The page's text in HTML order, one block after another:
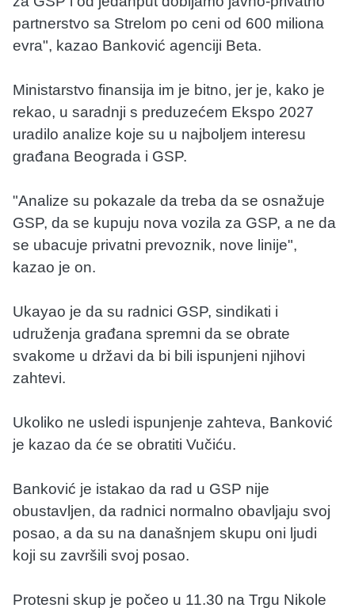
partnerstvo sa Strelom po ceni od 600 miliona
evra", kazao Banković agenciji Beta.
Ministarstvo finansija im je bitno, jer je, kako je
rekao, u saradnji s preduzećem Ekspo 2027
uradilo analize koje su u najboljem interesu
građana Beograda i GSP.
"Analize su pokazale da treba da se osnažuje
GSP, da se kupuju nova vozila za GSP, a ne da
se ubacuje privatni prevoznik, nove linije",
kazao je on.
Ukayao je da su radnici GSP, sindikati i
udruženja građana spremni da se obrate
svakome u državi da bi bili ispunjeni njihovi
zahtevi.
Ukoliko ne usledi ispunjenje zahteva, Banković
je kazao da će se obratiti Vučiću.
Banković je istakao da rad u GSP nije
obustavljen, da radnici normalno obavljaju svoj
posao, a da su na današnjem skupu oni ljudi
koji su završili svoj posao.
Protesni skup je počeo u 11.30 na Trgu Nikole